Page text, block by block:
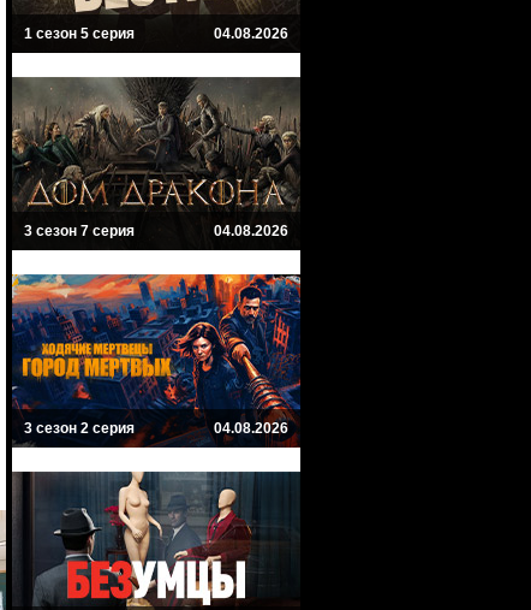
1 сезон 5 серия 04.08.2026
3 сезон 7 серия 04.08.2026
3 сезон 2 серия 04.08.2026